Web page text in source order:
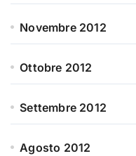
Novembre 2012
Ottobre 2012
Settembre 2012
Agosto 2012